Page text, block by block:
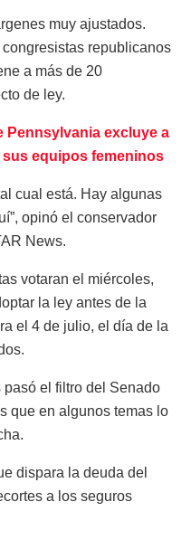
muy ajustados.
republicanos
a más de 20
de ley.
Pennsylvania excluye a
equipos femeninos
cual está. Hay algunas
opinó el conservador
News.
votaran el miércoles,
la ley antes de la
el 4 de julio, el día de la
pasó el filtro del Senado
que en algunos temas lo
dispara la deuda del
a los seguros